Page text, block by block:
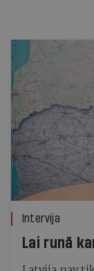
Intervija
Lai runā